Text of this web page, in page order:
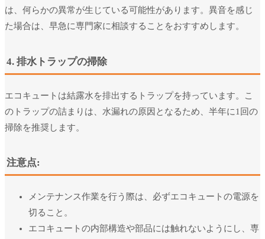
は、何らかの異常が生じている可能性があります。異音を感じ
た場合は、早急に専門家に相談することをおすすめします。
4. 排水トラップの掃除
エコキュートは結露水を排出するトラップを持っています。こ
のトラップの詰まりは、水漏れの原因となるため、半年に1回の
掃除を推奨します。
注意点:
メンテナンス作業を行う際は、必ずエコキュートの電源を
切ること。
エコキュートの内部構造や部品には触れないようにし、専